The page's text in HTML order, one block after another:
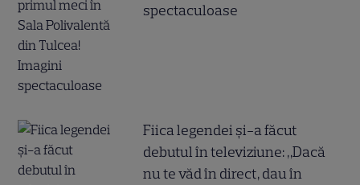
spectaculoase
Fiica legendei și-a făcut
debutul în televiziune: „Dacă
nu te văd în direct, dau în